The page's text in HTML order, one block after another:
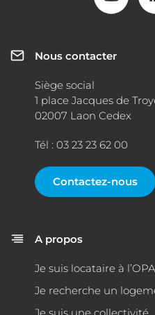
Nous contacter
Siège social
1 place Jacques de
02007 Laon Cedex
Tél : 03 23 23 62 00
Contactez-nous
A propos
Je suis locataire à
Je recherche un